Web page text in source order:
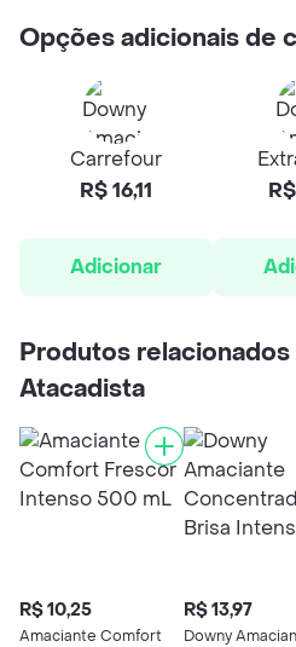
Opções adicionais de
Carrefour
R$ 16,11
Adicionar
Produtos relacionados
Atacadista
R$ 10,25
Amaciante Comfort
R$ 13,97
Downy